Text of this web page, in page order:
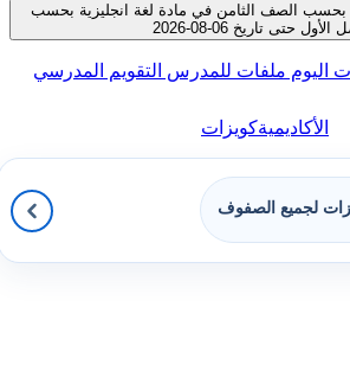
بحسب الصف الثامن في مادة لغة انجليزية بحسب
الأول حتى تاريخ 06-08-2026
اليوم ملفات للمدرس التقويم المدرسي
الأكاديميةكويزات
لجميع الصفوف